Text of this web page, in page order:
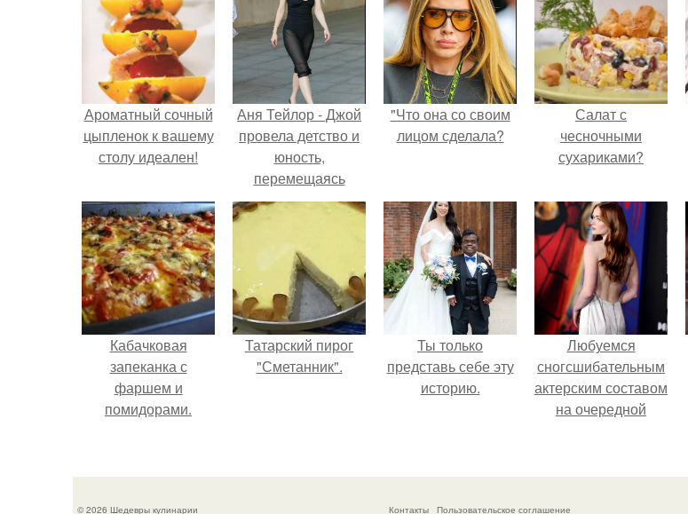
Ароматный сочный
цыпленок к вашему
столу идеален!
Аня Тейлор - Джой
провела детство и
юность,
перемещаясь
между двумя
разными
культурами -
Аргентиной и
Великобританией.
"Что она со своим
лицом сделала?
Салат с
чесночными
сухариками?
Кабачковая
запеканка с
фаршем и
помидорами.
Татарский пирог
"Сметанник".
Ты только
представь себе эту
историю.
Любуемся
сногсшибательным
актерским составом
на очередной
© 2026 Шедевры кулинарии Контакты Пользовательское соглашение